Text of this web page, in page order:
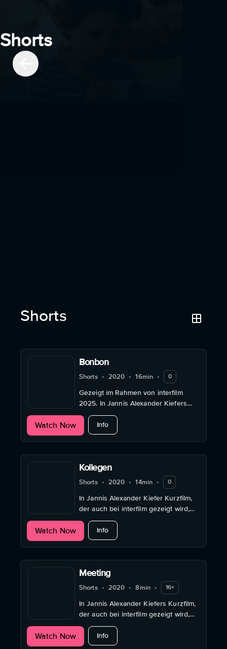
Shorts
Shorts
Bonbon
Shorts • 2020 • 16min • 0
Gezeigt im Rahmen von interfilm
2025. In Jannis Alexander Kiefers
Kurzfilm ein Kind sucht seinen Vater
bei einem Fastnachtsumzug.
Watch Now Infoabout Bonbon
Kollegen
Shorts • 2020 • 14min • 0
In Jannis Alexander Kiefer Kurzfilm,
der auch bei interfilm gezeigt wird,
erschüttert ein absurdes Filmprojekt
ein Dorf.
Watch Now Infoabout Kollegen
Meeting
Shorts • 2020 • 8min • 16+
In Jannis Alexander Kiefers Kurzfilm,
der auch bei interfilm gezeigt wird,
versinken Arbeitnehmende in einer
scheibar endlosen
Telefonkonferenzen.
Watch Now Infoabout Meeting